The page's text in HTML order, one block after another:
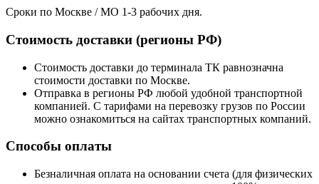
Сроки по Москве / МО 1-3 рабочих дня.
Стоимость доставки (регионы РФ)
Стоимость доставки до терминала ТК равнозначна
стоимости доставки по Москве.
Отправка в регионы РФ любой удобной транспортной
компанией. С тарифами на перевозку грузов по России
можно ознакомиться на сайтах транспортных компаний.
Способы оплаты
Безналичная оплата на основании счета (для физических